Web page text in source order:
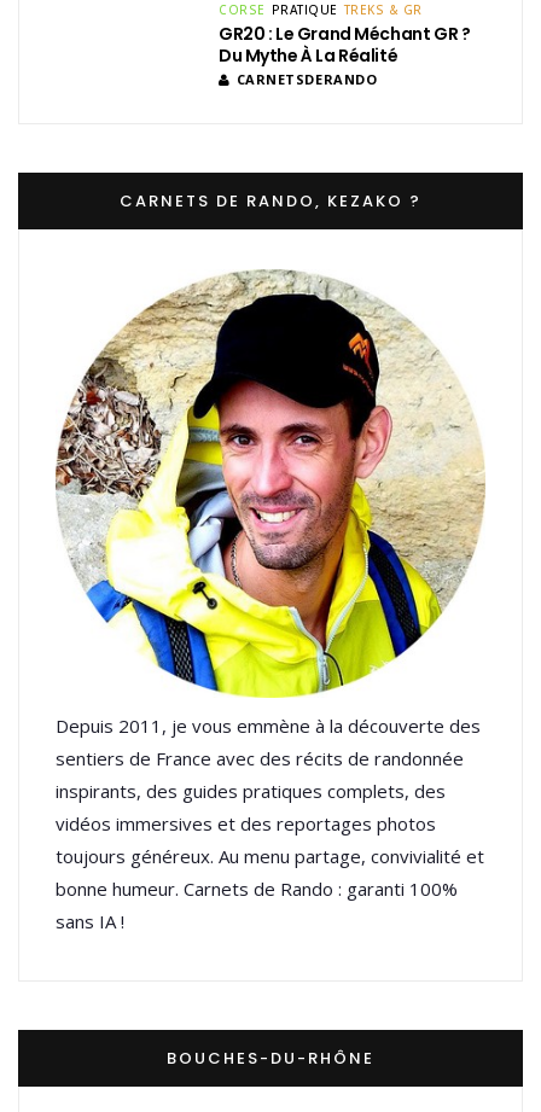
CORSE PRATIQUE TREKS & GR
GR20 : Le Grand Méchant GR ?
Du Mythe À La Réalité
CARNETSDERANDO
CARNETS DE RANDO, KEZAKO ?
Depuis 2011, je vous emmène à la découverte des
sentiers de France avec des récits de randonnée
inspirants, des guides pratiques complets, des
vidéos immersives et des reportages photos
toujours généreux. Au menu partage, convivialité et
bonne humeur. Carnets de Rando : garanti 100%
sans IA !
BOUCHES-DU-RHÔNE